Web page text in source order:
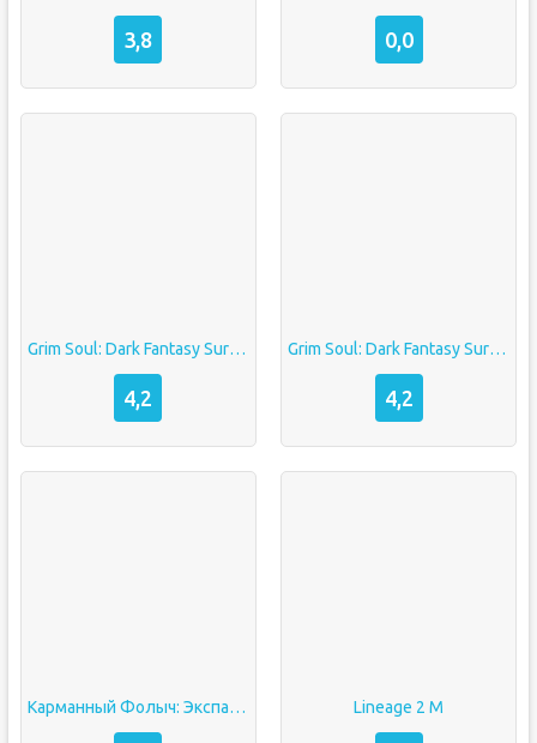
3,8 0,0
Grim Soul: Dark Fantasy Survival
4,2
Grim Soul: Dark Fantasy Survival
4,2
Карманный Фолыч: Экспансия Lineage 2 M